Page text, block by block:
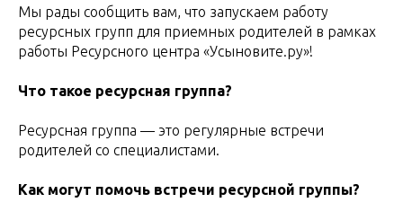
Мы рады сообщить вам, что запускаем работу
ресурсных групп для приемных родителей в рамках
работы Ресурсного центра «Усыновите.ру»!
Что такое ресурсная группа?
Ресурсная группа — это регулярные встречи
родителей со специалистами.
Как могут помочь встречи ресурсной группы?